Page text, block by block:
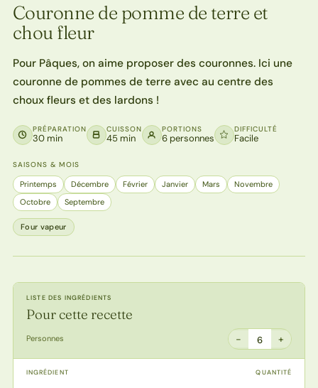
Couronne de pomme de terre et
chou fleur
Pour Pâques, on aime proposer des couronnes. Ici une
couronne de pommes de terre avec au centre des
choux fleurs et des lardons !
PRÉPARATION
30 min
CUISSON
45 min
PORTIONS
6 personnes
DIFFICULTÉ
Facile
SAISONS & MOIS
Printemps Décembre Février Janvier Mars
Novembre
Octobre
Septembre
Four vapeur
LISTE DES INGRÉDIENTS
Pour cette recette
Personnes − 6 +
INGRÉDIENT QUANTITÉ